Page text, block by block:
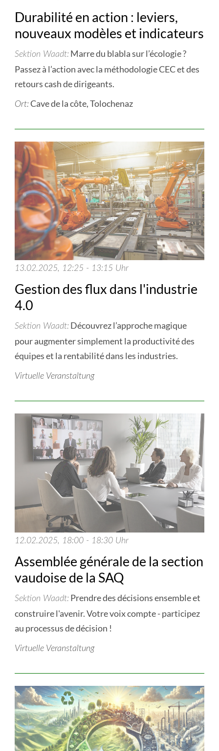
Durabilité en action : leviers,
nouveaux modèles et indicateurs
Sektion Waadt Marre du blabla sur l’écologie ?
Passez à l’action avec la méthodologie CEC et des
retours cash de dirigeants.
Ort: Cave de la côte, Tolochenaz
13.02.2025, 12:25 - 13:15 Uhr
Gestion des flux dans l'industrie
4.0
Sektion Waadt Découvrez l’approche magique
pour augmenter simplement la productivité des
équipes et la rentabilité dans les industries.
Virtuelle Veranstaltung
12.02.2025, 18:00 - 18:30 Uhr
Assemblée générale de la section
vaudoise de la SAQ
Sektion Waadt Prendre des décisions ensemble et
construire l'avenir. Votre voix compte - participez
au processus de décision !
Virtuelle Veranstaltung